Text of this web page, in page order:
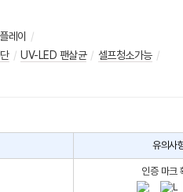
레이
/
/ UV-LED 팬살균 / 셀프청소가능 /
유의사
인증 마크